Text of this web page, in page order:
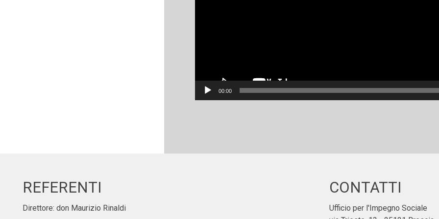
00:00
REFERENTI
Direttore: don Maurizio Rinaldi
CONTATTI
Ufficio per l'Impegno Sociale